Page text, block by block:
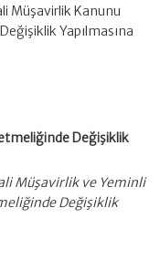
Müşavirlik Kanunu
Yapılmasına
Değişiklik
Müşavirlik ve Yeminli
Değişiklik